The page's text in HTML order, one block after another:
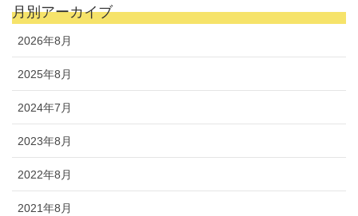
月別アーカイブ
2026年8月
2025年8月
2024年7月
2023年8月
2022年8月
2021年8月